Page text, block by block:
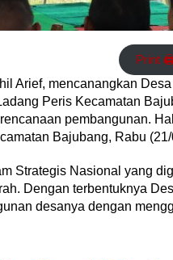
Print
Arief, mencanangkan
Peris Kecamatan
pembangunan.
Bajubang, Rabu
Strategis Nasional yang
Dengan terbentuknya
desanya dengan